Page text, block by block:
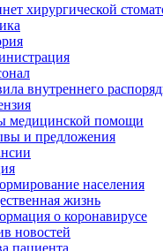
хирургической
внутреннего
медицинской помощи
и предложения
населения
жизнь
о коронавирусе
новостей
пациента